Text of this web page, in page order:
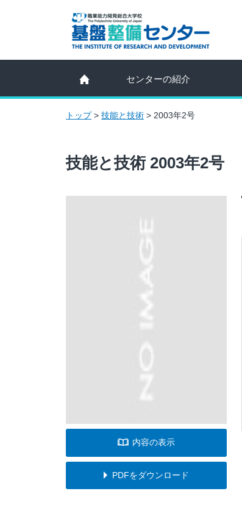
センターの紹介
トップ> 技能と技術 > 2003年2号
技能と技術 2003年2号
内容の表示
PDFをダウンロード